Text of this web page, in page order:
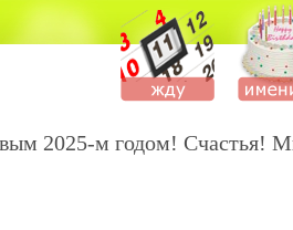
2025-м годом! Счастья!